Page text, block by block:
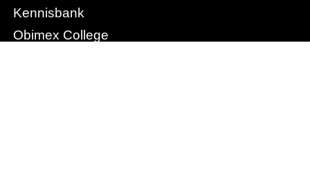
Kennisbank
Obimex College